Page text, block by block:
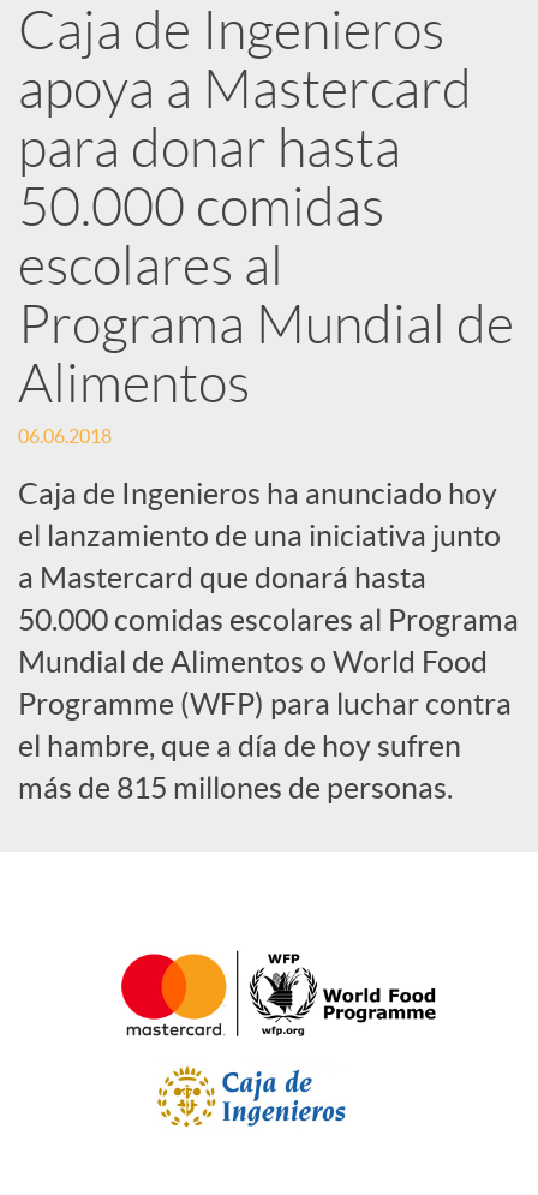
e
d
e
s
S
o
c
i
a
l
Caja de Ingenieros
apoya a Mastercard
para donar hasta
50.000 comidas
escolares al
Programa Mundial de
Alimentos
06.06.2018
Caja de Ingenieros ha anunciado hoy
el lanzamiento de una iniciativa junto
a Mastercard que donará hasta
50.000 comidas escolares al Programa
Mundial de Alimentos o World Food
Programme (WFP) para luchar contra
el hambre, que a día de hoy sufren
más de 815 millones de personas.